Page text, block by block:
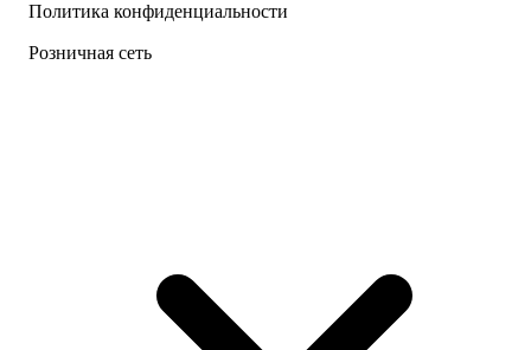
Политика конфиденциальности
Розничная сеть